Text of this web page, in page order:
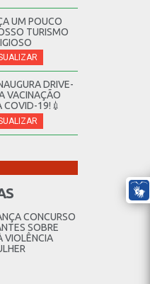
UM POUCO
TURISMO
DRIVE-
VACINAÇÃO
COVID-19!💉
CONCURSO
SOBRE
VIOLÊNCIA